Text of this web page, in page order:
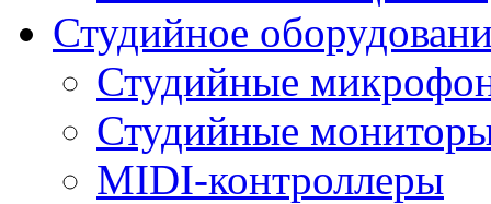
Студийное
Студийные
Студийные
MIDI-контроллеры